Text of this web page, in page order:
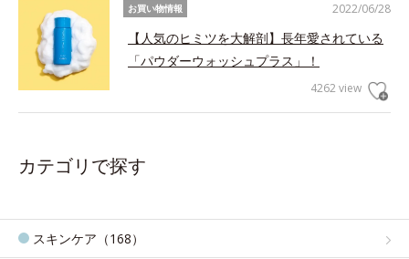
2022/06/28
お買い物情報
【人気のヒミツを大解剖】長年愛されている
「パウダーウォッシュプラス」！
4262 view
カテゴリで探す
スキンケア（168）